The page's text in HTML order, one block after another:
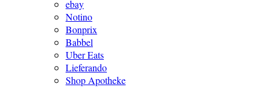
ebay
Notino
Bonprix
Babbel
Uber Eats
Lieferando
Shop Apotheke